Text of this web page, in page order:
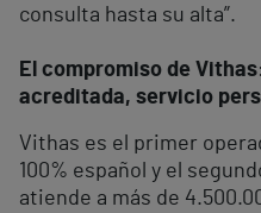
consulta hasta su alta”.
El compromiso de
acreditada, servicio
Vithas es el primer
100% español y el
atiende a más de